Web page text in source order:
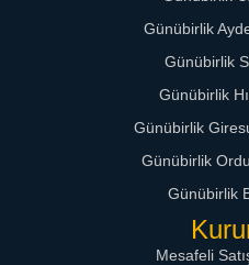
Günübirlik
Günübirlik
Günübirlik
Günübirlik
Günübirlik
Günübirlik
Mesafeli